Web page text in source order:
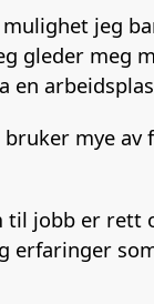
jeg
gleder meg
mye
jobb er rett